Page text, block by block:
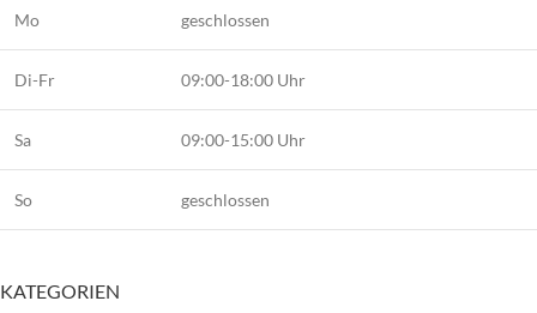
Mo geschlossen
Di-Fr 09:00-18:00 Uhr
Sa 09:00-15:00 Uhr
So geschlossen
KATEGORIEN